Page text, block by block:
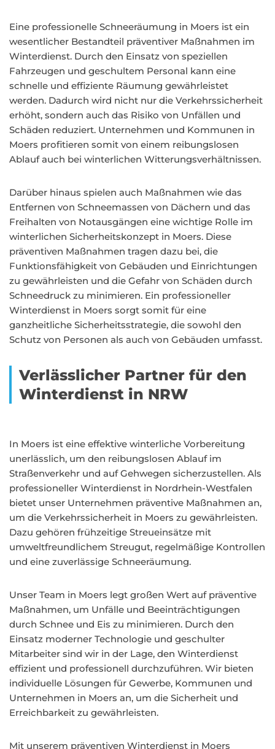
Eine professionelle Schneeräumung in Moers ist ein
wesentlicher Bestandteil präventiver Maßnahmen im
Winterdienst. Durch den Einsatz von speziellen
Fahrzeugen und geschultem Personal kann eine
schnelle und effiziente Räumung gewährleistet
werden. Dadurch wird nicht nur die Verkehrssicherheit
erhöht, sondern auch das Risiko von Unfällen und
Schäden reduziert. Unternehmen und Kommunen in
Moers profitieren somit von einem reibungslosen
Ablauf auch bei winterlichen Witterungsverhältnissen.
Darüber hinaus spielen auch Maßnahmen wie das
Entfernen von Schneemassen von Dächern und das
Freihalten von Notausgängen eine wichtige Rolle im
winterlichen Sicherheitskonzept in Moers. Diese
präventiven Maßnahmen tragen dazu bei, die
Funktionsfähigkeit von Gebäuden und Einrichtungen
zu gewährleisten und die Gefahr von Schäden durch
Schneedruck zu minimieren. Ein professioneller
Winterdienst in Moers sorgt somit für eine
ganzheitliche Sicherheitsstrategie, die sowohl den
Schutz von Personen als auch von Gebäuden umfasst.
Verlässlicher Partner für den
Winterdienst in NRW
In Moers ist eine effektive winterliche Vorbereitung
unerlässlich, um den reibungslosen Ablauf im
Straßenverkehr und auf Gehwegen sicherzustellen. Als
professioneller Winterdienst in Nordrhein-Westfalen
bietet unser Unternehmen präventive Maßnahmen an,
um die Verkehrssicherheit in Moers zu gewährleisten.
Dazu gehören frühzeitige Streueinsätze mit
umweltfreundlichem Streugut, regelmäßige Kontrollen
und eine zuverlässige Schneeräumung.
Unser Team in Moers legt großen Wert auf präventive
Maßnahmen, um Unfälle und Beeinträchtigungen
durch Schnee und Eis zu minimieren. Durch den
Einsatz moderner Technologie und geschulter
Mitarbeiter sind wir in der Lage, den Winterdienst
effizient und professionell durchzuführen. Wir bieten
individuelle Lösungen für Gewerbe, Kommunen und
Unternehmen in Moers an, um die Sicherheit und
Erreichbarkeit zu gewährleisten.
Mit unserem präventiven Winterdienst in Moers